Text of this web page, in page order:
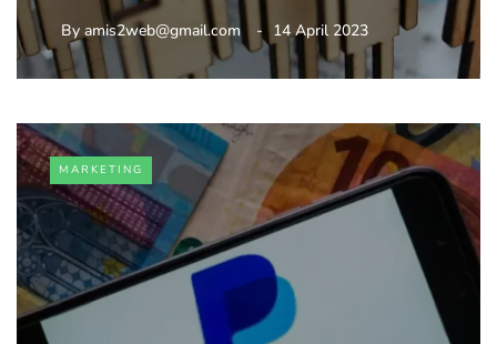
By amis2web@gmail.com 14 April 2023
MARKETING